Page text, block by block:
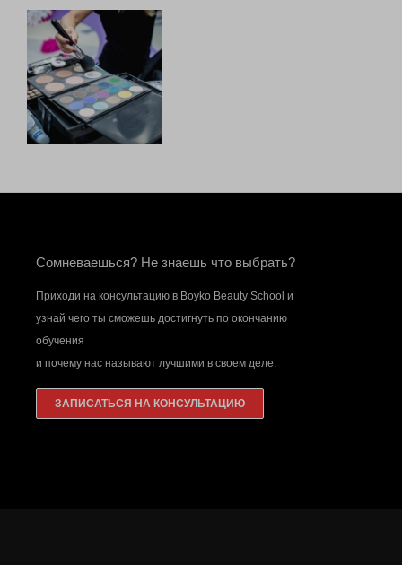
Сомневаешься? Не знаешь что выбрать?
Приходи на консультацию в Boyko Beauty School и
узнай чего ты сможешь достигнуть по окончанию
обучения
и почему нас называют лучшими в своем деле.
ЗАПИСАТЬСЯ НА КОНСУЛЬТАЦИЮ